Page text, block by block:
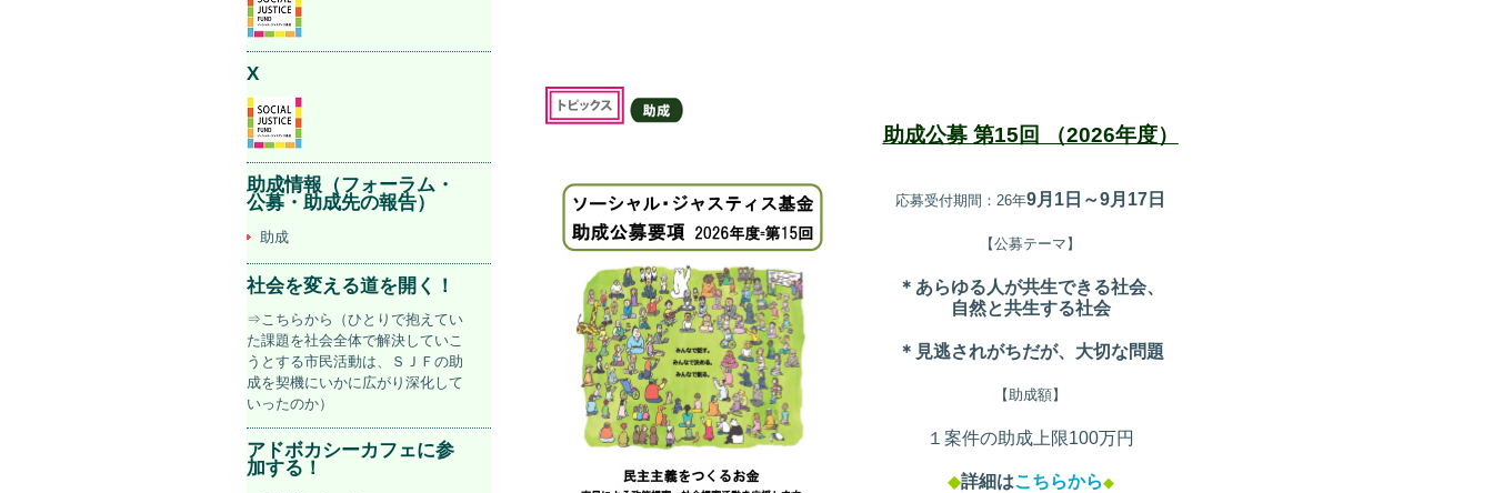
助成公募 第15回 （2026年度）
応募受付期間：26年9月1日～9月17日
【公募テーマ】
＊あらゆる人が共生できる社会、
自然と共生する社会
＊見逃されがちだが、大切な問題
【助成額】
１案件の助成上限100万円
◆詳細はこちらから◆
X
助成情報（フォーラム・
公募・助成先の報告）
助成
社会を変える道を開く！
⇒こちらから（ひとりで抱えてい
た課題を社会全体で解決していこ
うとする市民活動は、ＳＪＦの助
成を契機にいかに広がり深化して
いったのか）
アドボカシーカフェに参
加する！